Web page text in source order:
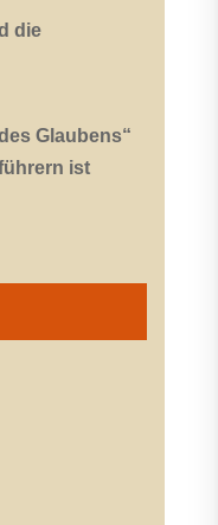
die
Glaubens“
ist